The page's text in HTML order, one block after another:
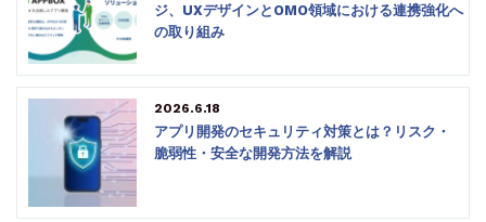
ジ、UXデザインとOMO領域における連携強化へ
の取り組み
2026.6.18
アプリ開発のセキュリティ対策とは？リスク・
脆弱性・安全な開発方法を解説